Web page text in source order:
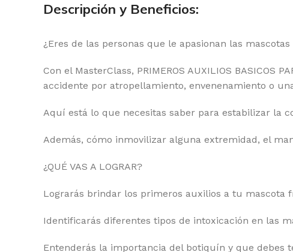
Descripción y Beneficios:
¿Eres de las personas que le apasionan las
Con el MasterClass, PRIMEROS AUXILIOS BASICOS
accidente por atropellamiento, envenenamiento o
Aquí está lo que necesitas saber para estabilizar la
Además, cómo inmovilizar alguna extremidad, el
¿QUÉ VAS A LOGRAR?
Lograrás brindar los primeros auxilios a tu mascota
Identificarás diferentes tipos de intoxicación en las
Entenderás la importancia del botiquín y que debes